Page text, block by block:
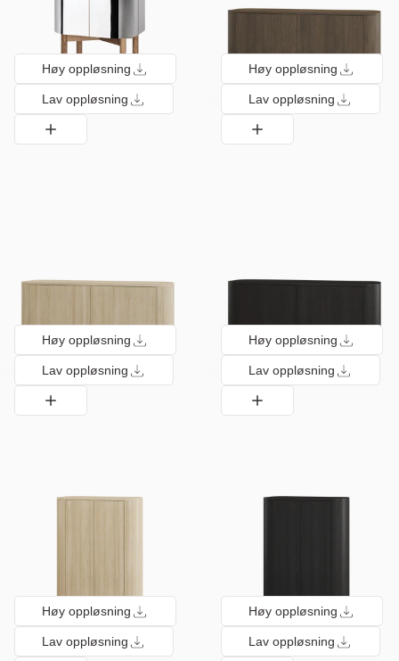
Høy oppløsning
Lav oppløsning
Høy oppløsning
Lav oppløsning
Høy oppløsning
Lav oppløsning
Høy oppløsning
Lav oppløsning
Høy oppløsning
Lav oppløsning
Høy oppløsning
Lav oppløsning